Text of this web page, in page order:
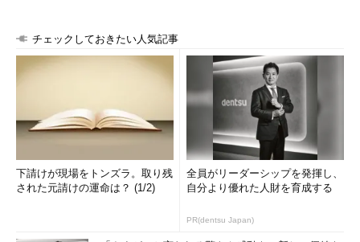
チェックしておきたい人気記事
下請けが現場をトンズラ。取り残
された元請けの運命は？ (1/2)
全員がリーダーシップを発揮し、
自分より優れた人財を育成する
PR(dentsu Japan)